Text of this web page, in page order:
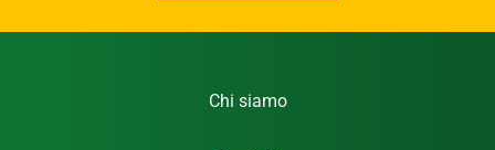
Chi siamo